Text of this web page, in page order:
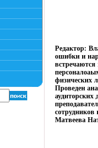
Редактор:
ошибки и
встречаются
физических
Проведен
аудиторских
сотрудников
Матвеева